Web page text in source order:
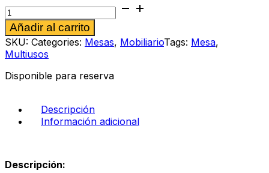
Mesa
multiusos
645
color
nogal
cantidad
Añadir al carrito
SKU: Categories: Mesas, MobiliarioTags: Mesa,
Multiusos
Disponible para reserva
Descripción
Información adicional
Descripción: